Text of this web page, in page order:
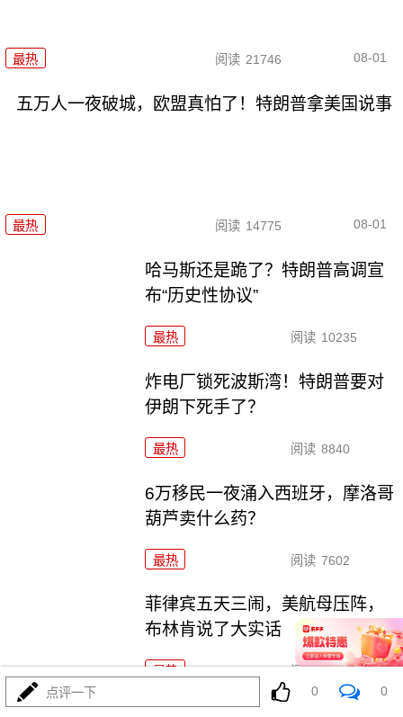
最热 阅读 21746 08-01
五万人一夜破城，欧盟真怕了！特朗普拿美国说事
最热 阅读 14775 08-01
哈马斯还是跪了？特朗普高调宣
布“历史性协议”
最热 阅读 10235
炸电厂锁死波斯湾！特朗普要对
伊朗下死手了？
最热 阅读 8840
6万移民一夜涌入西班牙，摩洛哥
葫芦卖什么药？
最热 阅读 7602
菲律宾五天三闹，美航母压阵，
布林肯说了大实话
最热 阅读 26661
点评一下 0 0